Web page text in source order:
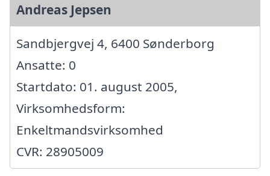
Andreas Jepsen
Sandbjergvej 4, 6400 Sønderborg
Ansatte: 0
Startdato: 01. august 2005,
Virksomhedsform:
Enkeltmandsvirksomhed
CVR: 28905009